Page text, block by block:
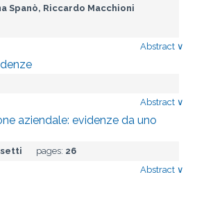
Spanò, Riccardo Macchioni
Abstract ∨
Abstract ∨
aziendale: evidenze da uno
pages: 26
Abstract ∨